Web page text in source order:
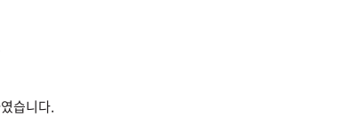
습니다.